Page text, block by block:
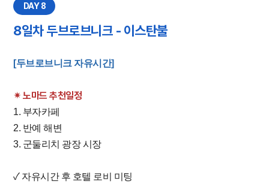
DAY 8
8일차 두브로브니크 - 이스탄불
​[두브로브니크 자유시간]
✴︎ 노마드 추천일정
1. 부자카페
2. 반예 해변
3. 군둘리치 광장 시장
✓ 자유시간 후 호텔 로비 미팅